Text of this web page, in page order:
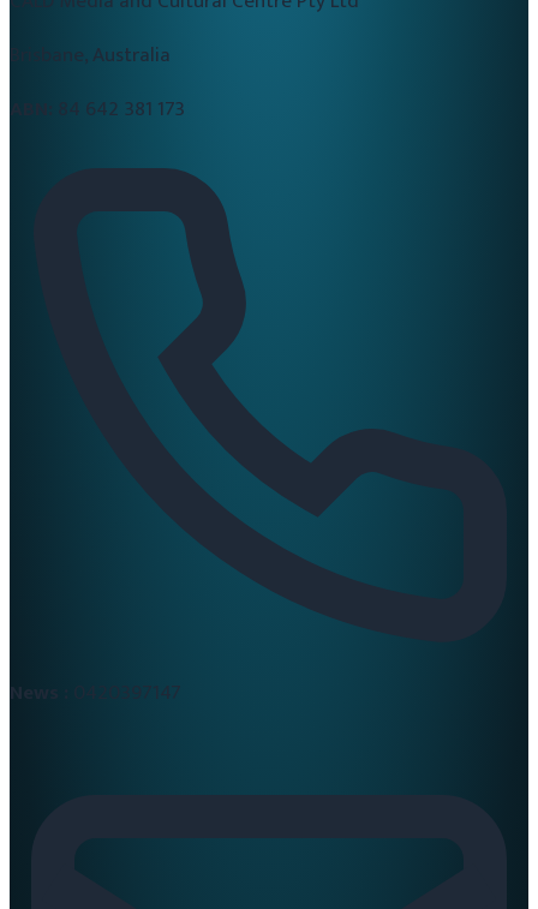
Brisbane, Australia
84 642 381 173